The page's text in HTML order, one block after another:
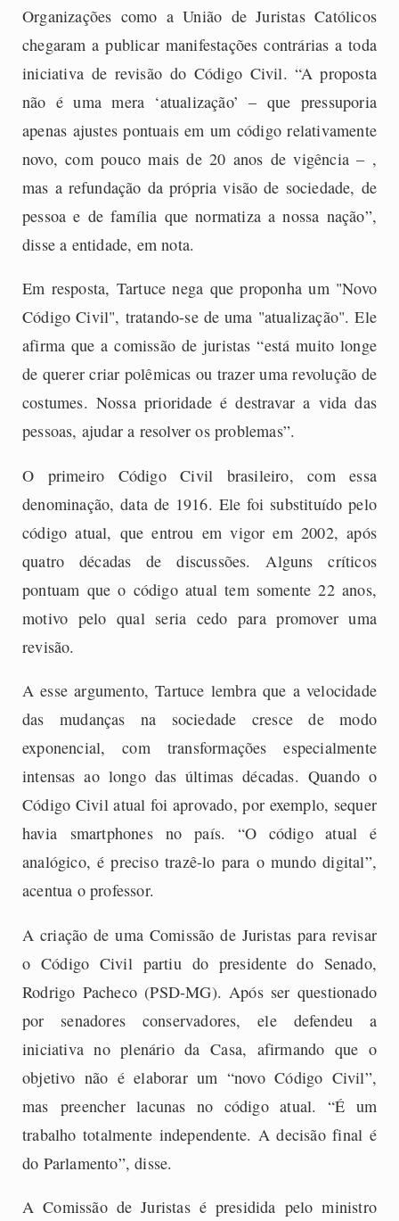
Organizações como a União de Juristas Católicos
chegaram a publicar manifestações contrárias a toda
iniciativa de revisão do Código Civil. “A proposta
não é uma mera ‘atualização’ – que pressuporia
apenas ajustes pontuais em um código relativamente
novo, com pouco mais de 20 anos de vigência – ,
mas a refundação da própria visão de sociedade, de
pessoa e de família que normatiza a nossa nação”,
disse a entidade, em nota.
Em resposta, Tartuce nega que proponha um "Novo
Código Civil", tratando-se de uma "atualização". Ele
afirma que a comissão de juristas “está muito longe
de querer criar polêmicas ou trazer uma revolução de
costumes. Nossa prioridade é destravar a vida das
pessoas, ajudar a resolver os problemas”.
O primeiro Código Civil brasileiro, com essa
denominação, data de 1916. Ele foi substituído pelo
código atual, que entrou em vigor em 2002, após
quatro décadas de discussões. Alguns críticos
pontuam que o código atual tem somente 22 anos,
motivo pelo qual seria cedo para promover uma
revisão.
A esse argumento, Tartuce lembra que a velocidade
das mudanças na sociedade cresce de modo
exponencial, com transformações especialmente
intensas ao longo das últimas décadas. Quando o
Código Civil atual foi aprovado, por exemplo, sequer
havia smartphones no país. “O código atual é
analógico, é preciso trazê-lo para o mundo digital”,
acentua o professor.
A criação de uma Comissão de Juristas para revisar
o Código Civil partiu do presidente do Senado,
Rodrigo Pacheco (PSD-MG). Após ser questionado
por senadores conservadores, ele defendeu a
iniciativa no plenário da Casa, afirmando que o
objetivo não é elaborar um “novo Código Civil”,
mas preencher lacunas no código atual. “É um
trabalho totalmente independente. A decisão final é
do Parlamento”, disse.
A Comissão de Juristas é presidida pelo ministro